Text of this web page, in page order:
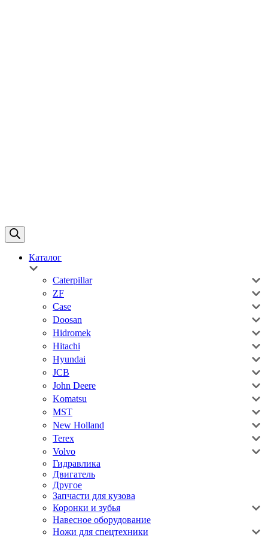
Каталог
Caterpillar
ZF
Case
Doosan
Hidromek
Hitachi
Hyundai
JCB
John Deere
Komatsu
MST
New Holland
Terex
Volvo
Гидравлика
Двигатель
Другое
Запчасти для кузова
Коронки и зубья
Навесное оборудование
Ножи для спецтехники